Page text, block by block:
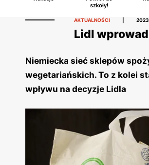
szkoły!
AKTUALNOŚCI
Lidl
Niemiecka sieć sklepów
wegetariańskich. To z kolei
wpływu na decyzje Lidla